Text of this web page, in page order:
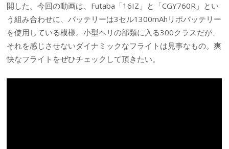
開した。今回の動画は、Futaba「16IZ」と「CGY760R」とい
う組み合わせに、バッテリーは3セル1300mAhリポバッテリー
を使用している模様。小型ヘリの部類に入る300クラスだが、
それを感じさせないダイナミックなフライトは見事なもの。爽
快なフライトをぜひチェックして頂きたい。